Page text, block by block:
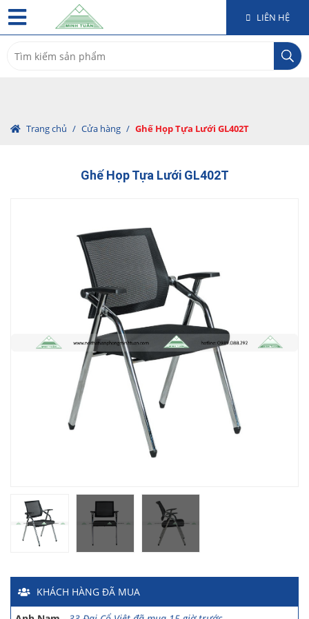
LIÊN HỆ
for:
Trang chủ / Cửa hàng / Ghế Họp Tựa Lưới GL402T
Ghế Họp Tựa Lưới GL402T
KHÁCH HÀNG ĐÃ MUA
Anh Quang
51 Ngô Quyền đã mua 4 giờ trước
Chị Nghi
47 Mai Hắc Đế đã mua 5 giờ trước
Anh Thảo
Yên Viên - Đông Anh đã mua 2 ngày trước
Số 9 Ngô Quyền đã mua 4 ngày trước
Anh Sơn- 15 An Dương đã mua 1 ngày trước